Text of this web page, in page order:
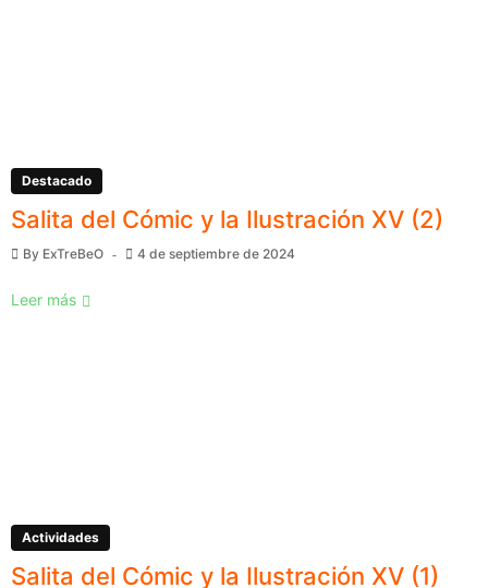
Destacado
Salita del Cómic y la Ilustración XV (2)
By ExTreBeO 4 de septiembre de 2024
Leer más
Actividades
Salita del Cómic y la Ilustración XV (1)